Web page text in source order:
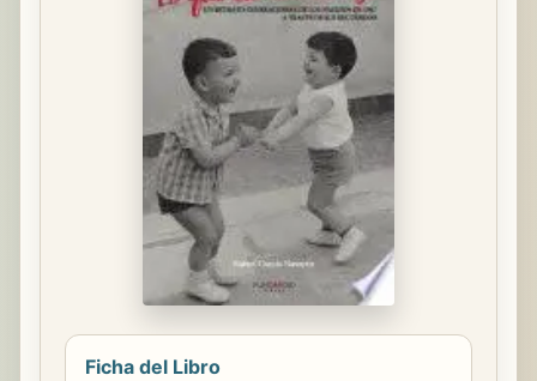
Ficha del Libro